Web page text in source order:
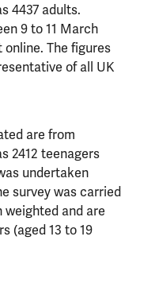
4437 adults.
9 to 11 March
online. The figures
of all UK
are from
2412 teenagers
undertaken
survey was carried
weighted and are
(aged 13 to 19